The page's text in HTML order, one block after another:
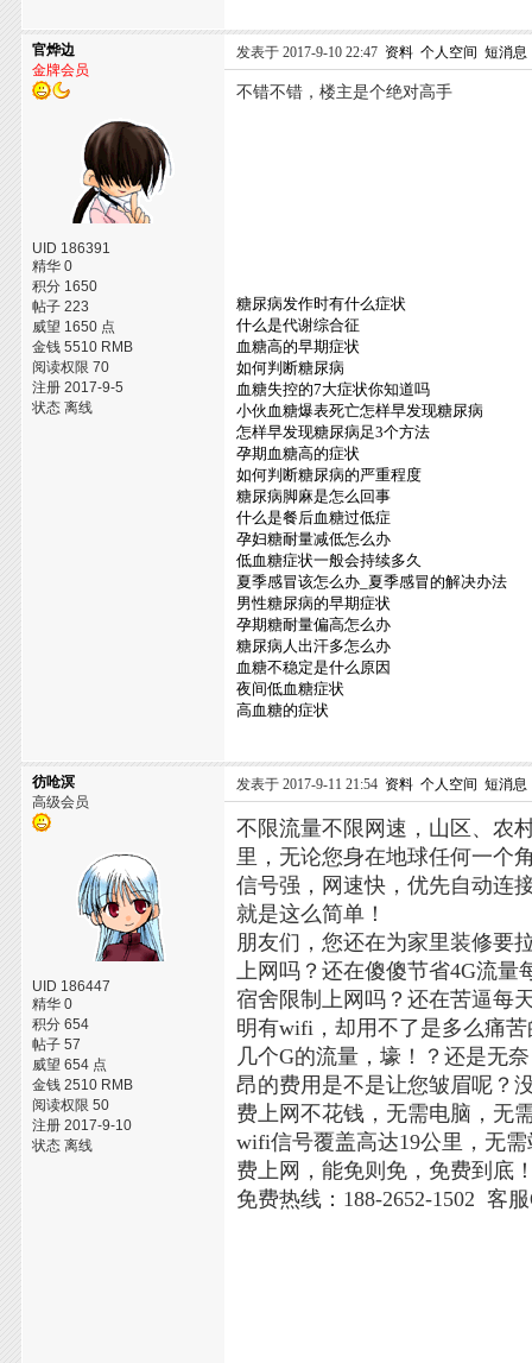
官烨边
金牌会员
UID 186391
精华 0
积分 1650
帖子 223
威望 1650 点
金钱 5510 RMB
阅读权限 70
注册 2017-9-5
状态 离线
发表于 2017-9-10 22:47 资料 个人空间 短消息
不错不错，楼主是个绝对高手
糖尿病发作时有什么症状
什么是代谢综合征
血糖高的早期症状
如何判断糖尿病
血糖失控的7大症状你知道吗
小伙血糖爆表死亡怎样早发现糖尿病
怎样早发现糖尿病足3个方法
孕期血糖高的症状
如何判断糖尿病的严重程度
糖尿病脚麻是怎么回事
什么是餐后血糖过低症
孕妇糖耐量减低怎么办
低血糖症状一般会持续多久
夏季感冒该怎么办_夏季感冒的解决办法
男性糖尿病的早期症状
孕期糖耐量偏高怎么办
糖尿病人出汗多怎么办
血糖不稳定是什么原因
夜间低血糖症状
高血糖的症状
彷呛溟
高级会员
UID 186447
精华 0
积分 654
帖子 57
威望 654 点
金钱 2510 RMB
阅读权限 50
注册 2017-9-10
状态 离线
发表于 2017-9-11 21:54 资料 个人空间 短消息
不限流量不限网速，山区、农
里，无论您身在地球任何一个
信号强，网速快，优先自动连
就是这么简单！
朋友们，您还在为家里装修要
上网吗？还在傻傻节省4G流量
宿舍限制上网吗？还在苦逼每
明有wifi，却用不了是多么痛
几个G的流量，壕！？还是无
昂的费用是不是让您皱眉呢？
费上网不花钱，无需电脑，无
wifi信号覆盖高达19公里，无
费上网，能免则免，免费到底
免费热线：188-2652-1502 客